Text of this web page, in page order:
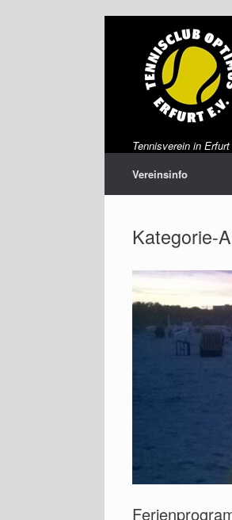
Tennisverein in
Vereinsinfo
Kategorie-